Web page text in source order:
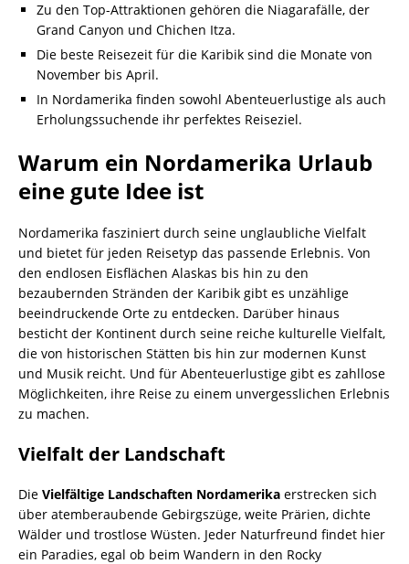
Zu den Top-Attraktionen gehören die Niagarafälle, der
Grand Canyon und Chichen Itza.
Die beste Reisezeit für die Karibik sind die Monate von
November bis April.
In Nordamerika finden sowohl Abenteuerlustige als auch
Erholungssuchende ihr perfektes Reiseziel.
Warum ein Nordamerika Urlaub
eine gute Idee ist
Nordamerika fasziniert durch seine unglaubliche Vielfalt
und bietet für jeden Reisetyp das passende Erlebnis. Von
den endlosen Eisflächen Alaskas bis hin zu den
bezaubernden Stränden der Karibik gibt es unzählige
beeindruckende Orte zu entdecken. Darüber hinaus
besticht der Kontinent durch seine reiche kulturelle Vielfalt,
die von historischen Stätten bis hin zur modernen Kunst
und Musik reicht. Und für Abenteuerlustige gibt es zahllose
Möglichkeiten, ihre Reise zu einem unvergesslichen Erlebnis
zu machen.
Vielfalt der Landschaft
Die Vielfältige Landschaften Nordamerika erstrecken sich
über atemberaubende Gebirgszüge, weite Prärien, dichte
Wälder und trostlose Wüsten. Jeder Naturfreund findet hier
ein Paradies, egal ob beim Wandern in den Rocky